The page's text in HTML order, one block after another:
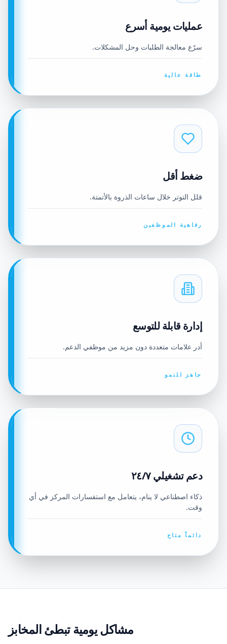
عمليات يومية أسرع
سرّع معالجة الطلبات وحل المشكلات.
طاقة عالية
ضغط أقل
قلل التوتر خلال ساعات الذروة بالأتمتة.
رفاهية الموظفين
إدارة قابلة للتوسع
أدر علامات متعددة دون مزيد من موظفي الدعم.
جاهز للنمو
دعم تشغيلي ٢٤/٧
ذكاء اصطناعي لا ينام، يتعامل مع استفسارات المركز في أي
وقت.
دائماً متاح
مشاكل يومية تبطئ المخابز